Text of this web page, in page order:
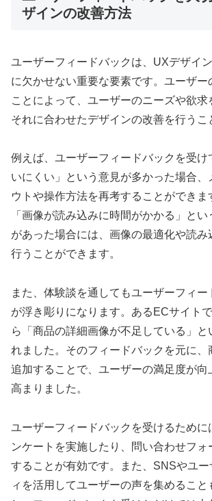
ザインの改善方法
ユーザーフィードバックは、UXデザイ
に欠かせない重要な要素です。ユーザー
ことによって、ユーザーのニーズや欲求
それに合わせたデザインの改善を行うこ
例えば、ユーザーフィードバックを受け
いにくい」という意見が多かった場合、
ウトや操作方法を再考することができま
「画像が読み込みに時間がかかる」と
があった場合には、画像の最適化や読み
行うことができます。
また、体験談を通してもユーザーフィー
が浮き彫りになります。あるECサイト
ら「商品の詳細画像が不足している」と
れました。そのフィードバックを元に、
追加することで、ユーザーの満足度が向
高まりました。
ユーザーフィードバックを受けるために
ンケートを実施したり、問い合わせフォ
することが有効です。また、SNSやユ
ィを活用してユーザーの声を集めるこ